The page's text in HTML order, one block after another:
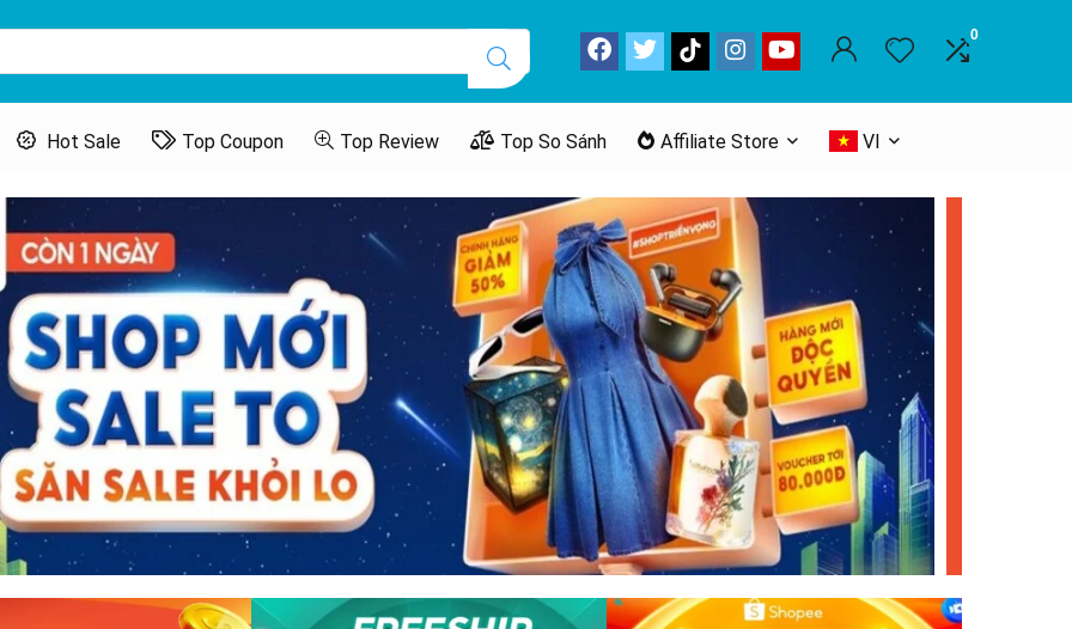
0
Hot Sale Top Coupon Top Review Top So Sánh Affiliate Store VI